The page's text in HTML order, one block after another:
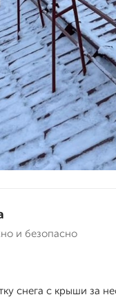
и безопасно
снега с крыши за